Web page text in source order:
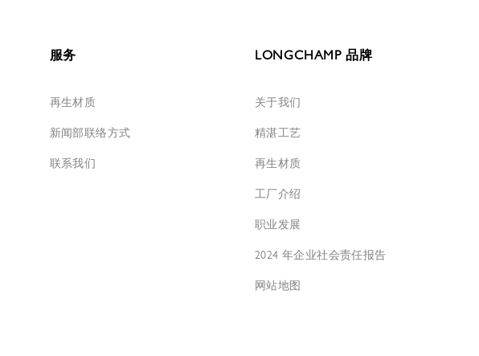
服务
再生材质
新闻部联络方式
联系我们
LONGCHAMP 品牌
关于我们
精湛工艺
再生材质
工厂介绍
职业发展
2024 年企业社会责任报告
网站地图